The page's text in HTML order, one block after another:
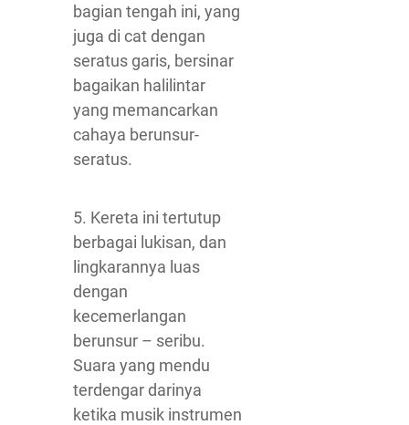
bagian tengah ini, yang
juga di cat dengan
seratus garis, bersinar
bagaikan halilintar
yang memancarkan
cahaya berunsur-
seratus.
5. Kereta ini tertutup
berbagai lukisan, dan
lingkarannya luas
dengan
kecemerlangan
berunsur – seribu.
Suara yang mendu
terdengar darinya
ketika musik instrumen